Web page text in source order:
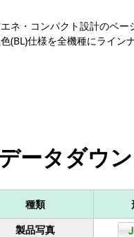
ネ・コンパクト設計のベー
(BL)仕様を全機種にライン
ータダウ
種類
製品写真